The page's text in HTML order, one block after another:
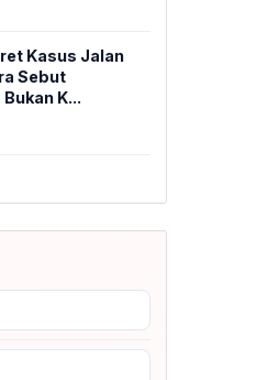
Kasus Jalan
Sebut
K...